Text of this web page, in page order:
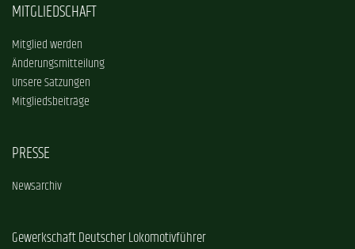
MITGLIEDSCHAFT
Mitglied werden
Änderungsmitteilung
Unsere Satzungen
Mitgliedsbeiträge
PRESSE
Newsarchiv
Gewerkschaft Deutscher Lokomotivführer